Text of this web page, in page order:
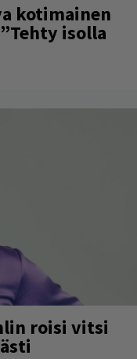
kotimainen
isolla
roisi vitsi